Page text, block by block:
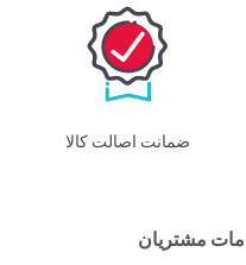
ضمانت اصالت کالا
مشتریان